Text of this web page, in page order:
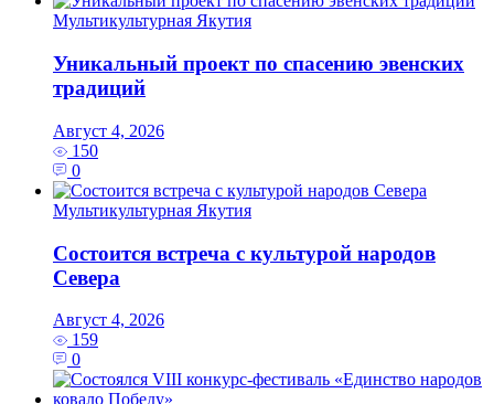
Мультикультурная Якутия
Уникальный проект по спасению эвенских
традиций
Август 4, 2026
150
0
Мультикультурная Якутия
Состоится встреча с культурой народов
Севера
Август 4, 2026
159
0